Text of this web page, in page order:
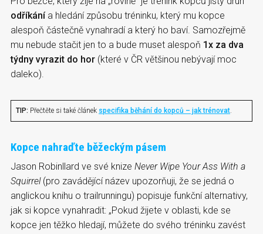
odříkánía hledání způsobu tréninku, který mu kopce
alespoň částečně vynahradí a který ho baví. Samozřejmě
mu nebude stačit jen to a bude muset alespoň 1x za dva
týdny vyrazit do hor (které v ČR většinou nebývají moc
daleko).
TIP: Přečtěte si také článek specifika běhání do kopců – jak trénovat
Kopce nahraďte běžeckým pásem
Jason Robinllard ve své knize Never Wipe Your Ass With a
Squirrel(pro zavádějící název upozorňuji, že se jedná o
anglickou knihu o trailrunningu) popisuje funkční alternativy,
jak si kopce vynahradit: „Pokud žijete v oblasti, kde se
kopce jen těžko hledají, můžete do svého tréninku zavést